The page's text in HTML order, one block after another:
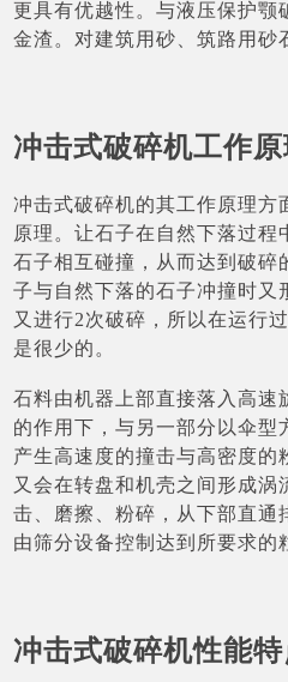
更具有优越性。与液压保护颚
金渣。对建筑用砂、筑路用砂
冲击式破碎机工作原
冲击式破碎机的其工作原理方
原理。让石子在自然下落过程
石子相互碰撞，从而达到破碎
子与自然下落的石子冲撞时又
又进行2次破碎，所以在运行
是很少的。
石料由机器上部直接落入高速
的作用下，与另一部分以伞型
产生高速度的撞击与高密度的
又会在转盘和机壳之间形成涡
击、磨擦、粉碎，从下部直通
由筛分设备控制达到所要求的
冲击式破碎机性能特